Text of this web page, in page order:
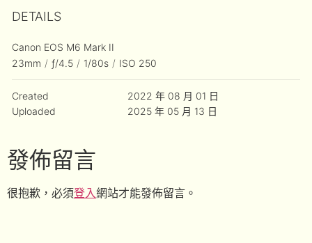
DETAILS
Canon EOS M6 Mark II
23mm / ƒ/4.5 / 1/80s / ISO 250
Created
2022 年 08 月 01 日
Uploaded
2025 年 05 月 13 日
發佈留言
很抱歉，必須登入網站才能發佈留言。